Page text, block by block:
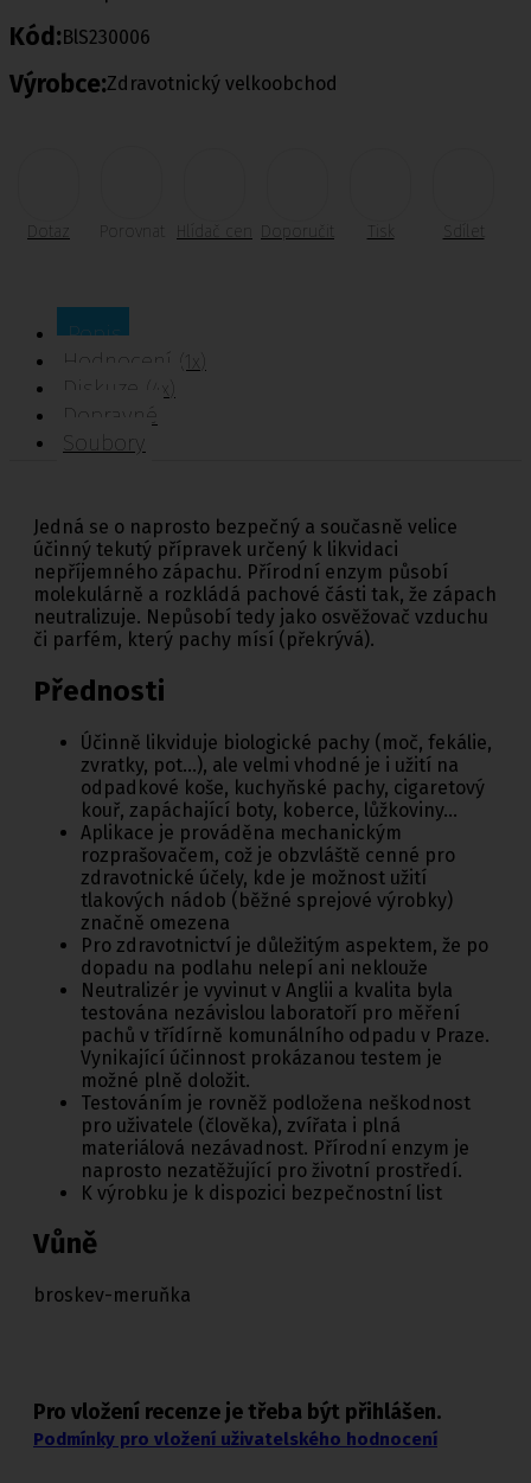
Kód:BlS230006
Výrobce:Zdravotnický velkoobchod
Dotaz Porovnat Doporučit Tisk Sdílet
Popis
Hodnocení
(1x)
Diskuze (4x)
Dopravné
Soubory
Jedná se o naprosto bezpečný a současně velice
účinný tekutý přípravek určený k likvidaci
nepříjemného zápachu. Přírodní enzym působí
molekulárně a rozkládá pachové části tak, že zápach
neutralizuje. Nepůsobí tedy jako osvěžovač vzduchu
či parfém, který pachy mísí (překrývá).
Přednosti
Účinně likviduje biologické pachy (moč, fekálie,
zvratky, pot…), ale velmi vhodné je i užití na
odpadkové koše, kuchyňské pachy, cigaretový
kouř, zapáchající boty, koberce, lůžkoviny…
Aplikace je prováděna mechanickým
rozprašovačem, což je obzvláště cenné pro
zdravotnické účely, kde je možnost užití
tlakových nádob (běžné sprejové výrobky)
značně omezena
Pro zdravotnictví je důležitým aspektem, že po
dopadu na podlahu nelepí ani neklouže
Neutralizér je vyvinut v Anglii a kvalita byla
testována nezávislou laboratoří pro měření
pachů v třídírně komunálního odpadu v Praze.
Vynikající účinnost prokázanou testem je
možné plně doložit.
Testováním je rovněž podložena neškodnost
pro uživatele (člověka), zvířata i plná
materiálová nezávadnost. Přírodní enzym je
naprosto nezatěžující pro životní prostředí.
K výrobku je k dispozici bezpečnostní list
Vůně
broskev-meruňka
Pro vložení recenze je třeba být přihlášen.
Podmínky pro vložení uživatelského hodnocení